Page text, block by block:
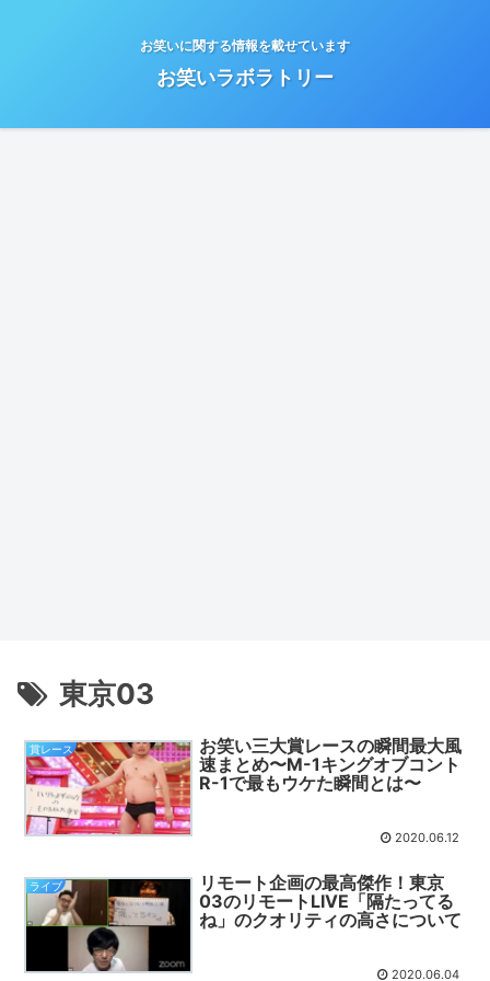
お笑いに関する情報を載せています
お笑いラボラトリー
東京03
賞レース
お笑い三大賞レースの瞬間最大風
速まとめ〜M-1キングオブコント
R-1で最もウケた瞬間とは〜
2020.06.12
ライブ
リモート企画の最高傑作！東京
03のリモートLIVE「隔たってる
ね」のクオリティの高さについて
2020.06.04